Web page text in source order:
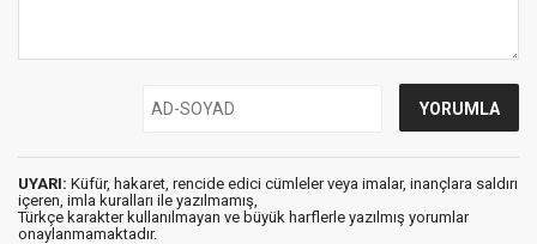
UYARI: Küfür, hakaret, rencide edici cümleler veya imalar, inançlara saldırı
içeren, imla kuralları ile yazılmamış,
Türkçe karakter kullanılmayan ve büyük harflerle yazılmış yorumlar
onaylanmamaktadır.